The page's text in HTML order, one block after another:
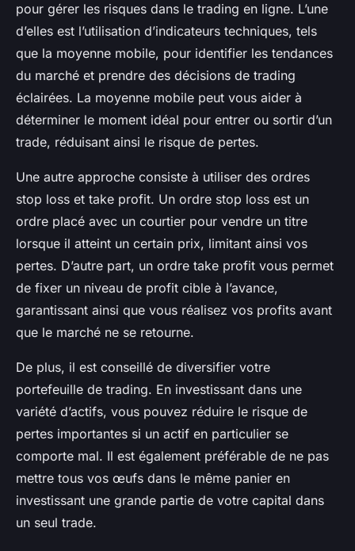
pour gérer les risques dans le trading en ligne. L’une
d’elles est l’utilisation d’indicateurs techniques, tels
que la moyenne mobile, pour identifier les tendances
du marché et prendre des décisions de trading
éclairées. La moyenne mobile peut vous aider à
déterminer le moment idéal pour entrer ou sortir d’un
trade, réduisant ainsi le risque de pertes.
Une autre approche consiste à utiliser des ordres
stop loss et take profit. Un ordre stop loss est un
ordre placé avec un courtier pour vendre un titre
lorsque il atteint un certain prix, limitant ainsi vos
pertes. D’autre part, un ordre take profit vous permet
de fixer un niveau de profit cible à l’avance,
garantissant ainsi que vous réalisez vos profits avant
que le marché ne se retourne.
De plus, il est conseillé de diversifier votre
portefeuille de trading. En investissant dans une
variété d’actifs, vous pouvez réduire le risque de
pertes importantes si un actif en particulier se
comporte mal. Il est également préférable de ne pas
mettre tous vos œufs dans le même panier en
investissant une grande partie de votre capital dans
un seul trade.